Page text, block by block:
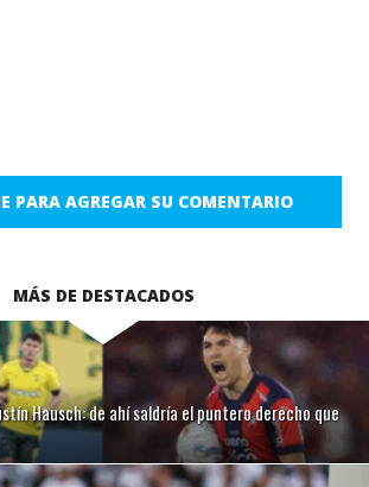
PARA AGREGAR SU COMENTARIO
MÁS DE DESTACADOS
Hausch: de ahí saldría el puntero derecho que